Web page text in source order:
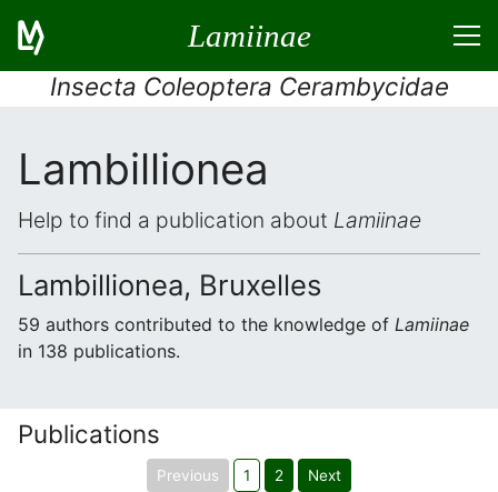
Lamiinae
Insecta Coleoptera Cerambycidae
Lambillionea
Help to find a publication about Lamiinae
Lambillionea, Bruxelles
59 authors contributed to the knowledge of Lamiinae
in 138 publications.
Publications
Previous 1 2 Next